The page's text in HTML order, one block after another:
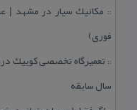
:: مكانیك سیار در مشهد |
فوری)
::
سال سابقه